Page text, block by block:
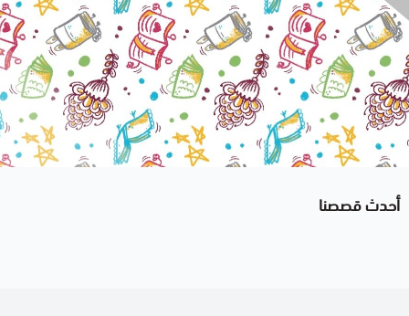
أحدث قصصنا